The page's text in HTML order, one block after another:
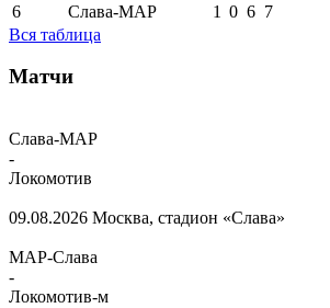
6
Слава-МАР 1 0 6 7
Вся таблица
Матчи
Слава-МАР
-
Локомотив
09.08.2026 Москва, стадион «Слава»
МАР-Слава
-
Локомотив-м